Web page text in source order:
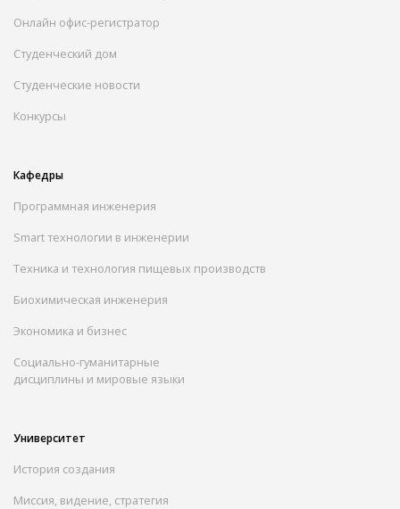
Онлайн офис-регистратор
Студенческий дом
Студенческие новости
Конкурсы
Кафедры
Программная инженерия
Smart технологии в инженерии
Техника и технология пищевых производств
Биохимическая инженерия
Экономика и бизнес
Социально-гуманитарные
дисциплины и мировые языки
Университет
История создания
Миссия, видение, стратегия